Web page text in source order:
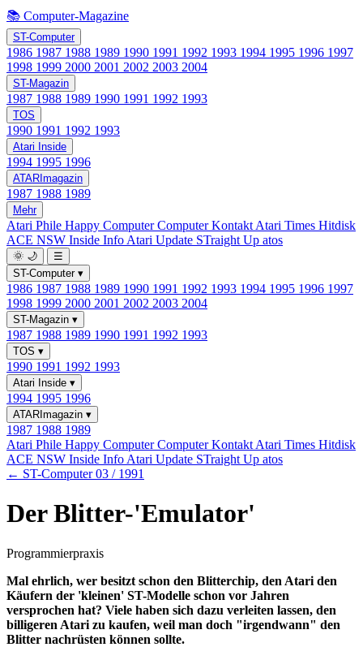
📚 Computer-Magazine
ST-Computer
1986 1987 1988 1989 1990 1991 1992 1993 1994 1995 1996 1997
1998 1999 2000 2001 2002 2003 2004
ST-Magazin
1987 1988 1989 1990 1991 1992 1993
TOS
1990 1991 1992 1993
Atari Inside
1994 1995 1996
ATARImagazin
1987 1988 1989
Mehr
Atari Phile Happy ComputerComputer Kontakt Atari Times Hitdisk
ACE NSW Inside Info Atari Update STraight Up atos
🌞 🌙
☰
ST-Computer ▾
1986 1987 1988 1989 1990 1991 1992 1993 1994 1995 1996 1997
1998 1999 2000 2001 2002 2003 2004
ST-Magazin ▾
1987 1988 1989 1990 1991 1992 1993
TOS ▾
1990 1991 1992 1993
Atari Inside ▾
1994 1995 1996
ATARImagazin ▾
1987 1988 1989
Atari Phile Happy ComputerComputer Kontakt Atari Times Hitdisk
ACE NSW Inside Info Atari Update STraight Up atos
← ST-Computer 03 / 1991
Der Blitter-'Emulator'
Programmierpraxis
Mal ehrlich, wer besitzt schon den Blitterchip, den Atari den
Käufern der 'kleinen' ST-Modelle schon vor Jahren
versprochen hat? Viele haben sich dazu verleiten lassen, den
billigeren Atari zu kaufen, weil man doch "irgendwann" den
Blitter nachrüsten können sollte.